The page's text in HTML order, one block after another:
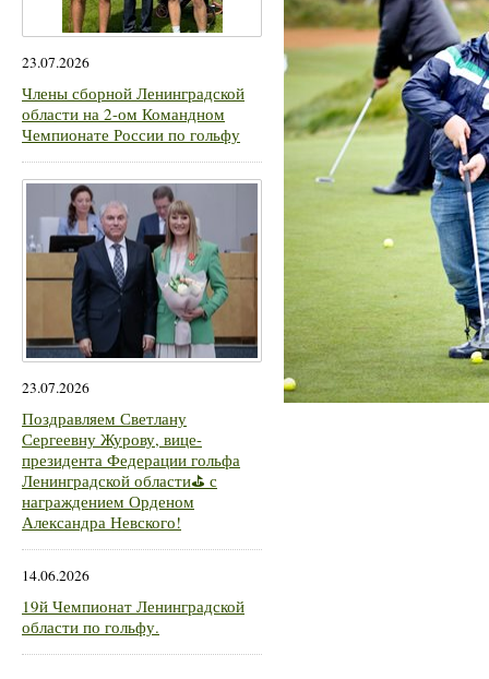
23.07.2026
Члены сборной Ленинградской
области на 2-ом Командном
Чемпионате России по гольфу
23.07.2026
Поздравляем Светлану
Сергеевну Журову, вице-
президента Федерации гольфа
Ленинградской области⛳ с
награждением Орденом
Александра Невского!
14.06.2026
19й Чемпионат Ленинградской
области по гольфу.